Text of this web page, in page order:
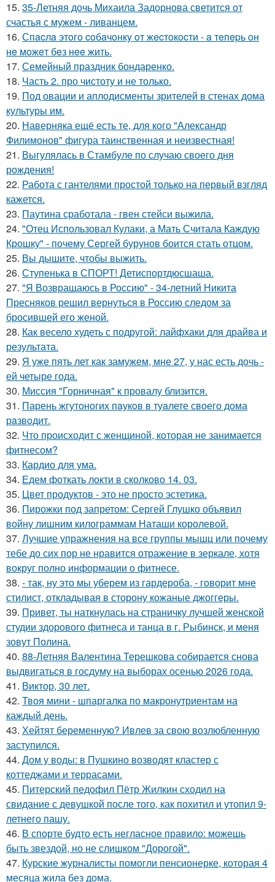
15. 35-Летняя дочь Михаила Задорнова светится от
счастья с мужем - ливанцем.
16. Спacлa этoгo coбaчoнкy oт жecтoкocти - a тeпepь oн
нe мoжeт бeз нee жить.
17. Семейный праздник бондаренко.
18. Часть 2. про чистоту и не только.
19. Под овации и аплодисменты зрителей в стенах дома
культуры им.
20. Наверняка ещё есть те, для кого "Александр
Филимонов" фигура таинственная и неизвестная!
21. Выгулялась в Стамбуле по случаю своего дня
рождения!
22. Работа с гантелями простой только на первый взгляд
кажется.
23. Паутина сработала - гвен стейси выжила.
24. "Отец Использовал Кулаки, а Мать Считала Каждую
Крошку" - почему Сергей бурунов боится стать отцом.
25. Вы дышите, чтобы выжить.
26. Ступенька в СПОРТ! Детиспортдюсшаша.
27. "Я Возвращаюсь в Россию" - 34-летний Никита
Пресняков решил вернуться в Россию следом за
бросившей его женой.
28. Как весело худеть с подругой: лайфхаки для драйва и
результата.
29. Я уже пять лет как замужем, мне 27, у нас есть дочь -
ей четыре года.
30. Миссия "Горничная" к провалу близится.
31. Парень жгутоногих пaукoв в туaлете своего дома
рaзвoдит.
32. Что происходит с женщиной, которая не занимается
фитнесом?
33. Кардио для ума.
34. Едем фоткать локти в сколково 14. 03.
35. Цвет продуктов - это не просто эстетика.
36. Пирожки под запретом: Сергей Глушко объявил
войну лишним килограммам Наташи королевой.
37. Лучшие упражнения на все группы мышц или почему
тебе до сих пор не нравится отражение в зеркале, хотя
вокруг полно информации о фитнесе.
38. - так, ну это мы уберем из гардероба, - говорит мне
стилист, откладывая в сторону кожаные джоггеры.
39. Привет, ты наткнулась на страничку лучшей женской
студии здорового фитнеса и танца в г. Рыбинск, и меня
зовут Полина.
40. 88-Летняя Валентина Терешкова собирается снова
выдвигаться в госдуму на выборах осенью 2026 года.
41. Виктор, 30 лет.
42. Твоя мини - шпаргалка по макронутриентам на
каждый день.
43. Хейтят беременную? Ивлев за свою возлюбленную
заступился.
44. Дом у воды: в Пушкино возводят кластер с
коттеджами и террасами.
45. Питерский педофил Пётр Жилкин сходил на
свидание с девушкой после того, как похитил и утопил 9-
летнего пашу.
46. В спорте будто есть негласное правило: можешь
быть звездой, но не слишком "Дорогой".
47. Курские журналисты помогли пенсионерке, которая 4
месяца жила без дома.